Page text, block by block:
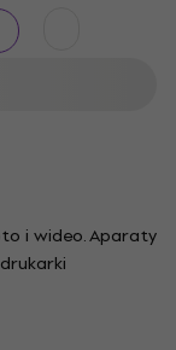
i wideo. Aparaty